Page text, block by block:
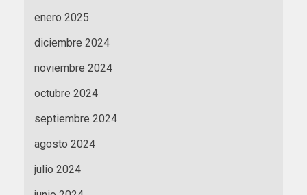
enero 2025
diciembre 2024
noviembre 2024
octubre 2024
septiembre 2024
agosto 2024
julio 2024